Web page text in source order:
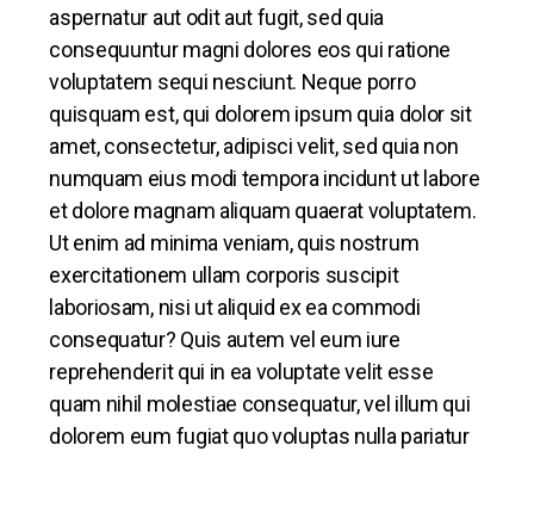
aspernatur aut odit aut fugit, sed quia
consequuntur magni dolores eos qui ratione
voluptatem sequi nesciunt. Neque porro
quisquam est, qui dolorem ipsum quia dolor sit
amet, consectetur, adipisci velit, sed quia non
numquam eius modi tempora incidunt ut labore
et dolore magnam aliquam quaerat voluptatem.
Ut enim ad minima veniam, quis nostrum
exercitationem ullam corporis suscipit
laboriosam, nisi ut aliquid ex ea commodi
consequatur? Quis autem vel eum iure
reprehenderit qui in ea voluptate velit esse
quam nihil molestiae consequatur, vel illum qui
dolorem eum fugiat quo voluptas nulla pariatur